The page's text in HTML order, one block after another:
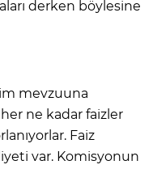
derken böylesine
mevzuuna
ne kadar faizler
Faiz
var. Komisyonun